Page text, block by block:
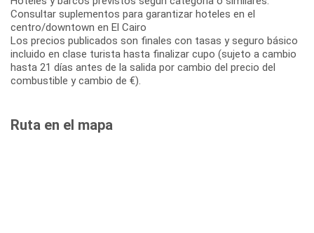
Consultar suplementos para garantizar hoteles en el
centro/downtown en El Cairo
Los precios publicados son finales con tasas y seguro básico
incluido en clase turista hasta finalizar cupo (sujeto a cambio
hasta 21 días antes de la salida por cambio del precio del
combustible y cambio de €).
Ruta en el mapa